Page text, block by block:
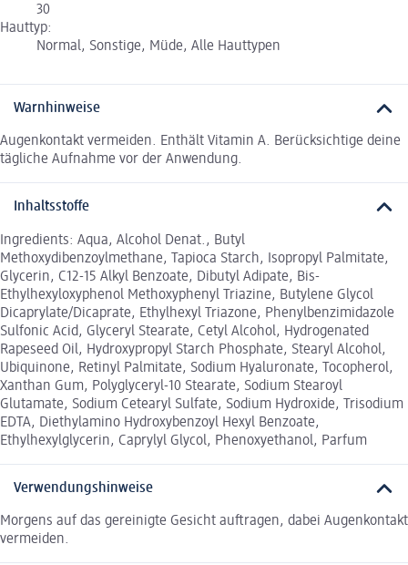
30
Hauttyp:
Normal, Sonstige, Müde, Alle Hauttypen
Warnhinweise
Augenkontakt vermeiden. Enthält Vitamin A. Berücksichtige deine
tägliche Aufnahme vor der Anwendung.
Inhaltsstoffe
Ingredients: Aqua, Alcohol Denat., Butyl
Methoxydibenzoylmethane, Tapioca Starch, Isopropyl Palmitate,
Glycerin, C12-15 Alkyl Benzoate, Dibutyl Adipate, Bis-
Ethylhexyloxyphenol Methoxyphenyl Triazine, Butylene Glycol
Dicaprylate/Dicaprate, Ethylhexyl Triazone, Phenylbenzimidazole
Sulfonic Acid, Glyceryl Stearate, Cetyl Alcohol, Hydrogenated
Rapeseed Oil, Hydroxypropyl Starch Phosphate, Stearyl Alcohol,
Ubiquinone, Retinyl Palmitate, Sodium Hyaluronate, Tocopherol,
Xanthan Gum, Polyglyceryl-10 Stearate, Sodium Stearoyl
Glutamate, Sodium Cetearyl Sulfate, Sodium Hydroxide, Trisodium
EDTA, Diethylamino Hydroxybenzoyl Hexyl Benzoate,
Ethylhexylglycerin, Caprylyl Glycol, Phenoxyethanol, Parfum
Verwendungshinweise
Morgens auf das gereinigte Gesicht auftragen, dabei Augenkontakt
vermeiden.